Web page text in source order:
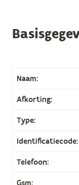
Naam:
Afkorting:
Type:
Identificatiecode:
Telefoon:
Gsm: